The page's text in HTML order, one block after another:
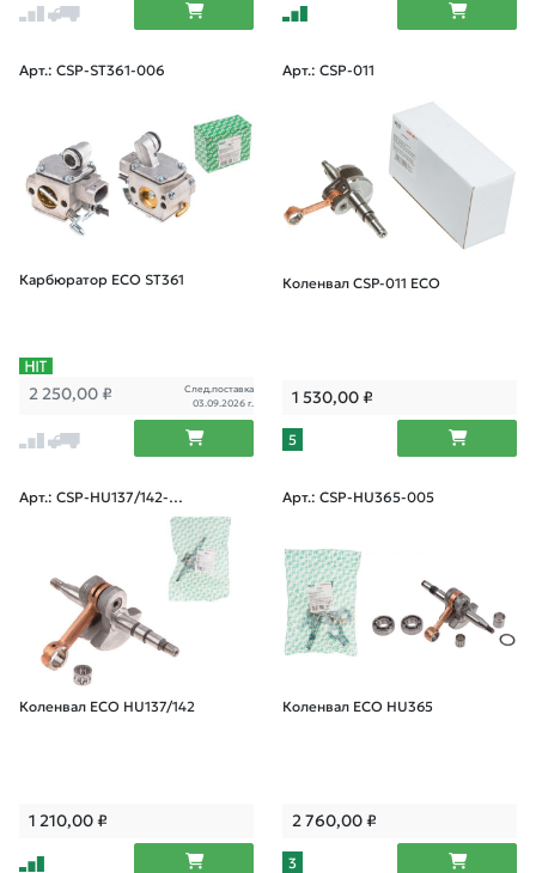
Арт.: CSP-ST361-006
Карбюратор ECO ST361
2 250,00 ₽
След.поставка
03.09.2026 г.
Арт.: CSP-011
Коленвал CSP-011 ECO
1 530,00₽
5
Арт.: CSP-HU137/142-0
Коленвал ECO HU137/142
1 210,00₽
Арт.: CSP-HU365-005
Коленвал ECO HU365
2 760,00₽
3